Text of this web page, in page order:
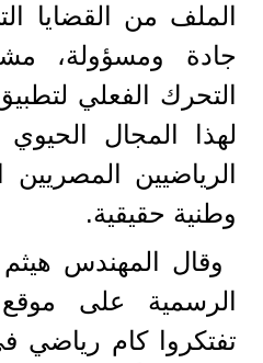
الملف من القضايا
جادة ومسؤولة،
التحرك الفعلي
لهذا المجال
الرياضيين
وطنية حقيقية.
وقال المهندس
الرسمية على
تفتكروا كام